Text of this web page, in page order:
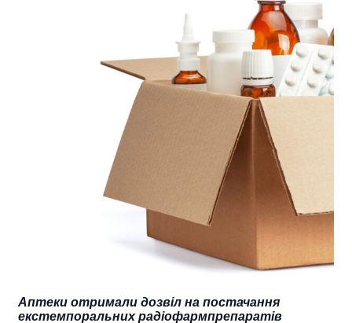
Аптеки отримали дозвіл на постачання
екстемпоральних радіофармпрепаратів